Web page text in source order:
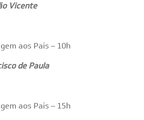
Vicente
aos Pais – 10h
de Paula
aos Pais – 15h